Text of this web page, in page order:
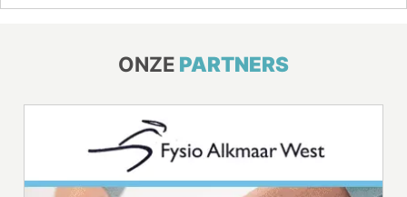
ONZE PARTNERS